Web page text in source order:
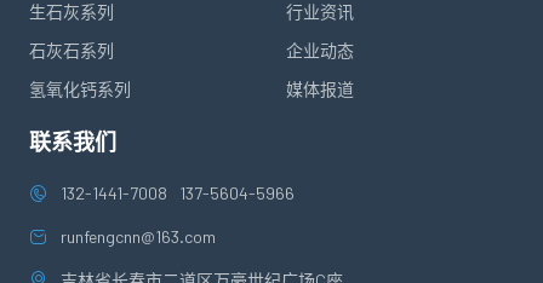
生石灰系列
石灰石系列
氢氧化钙系列
行业资讯
企业动态
媒体报道
联系我们
132-1441-7008 137-5604-5966
runfengcnn@163.com